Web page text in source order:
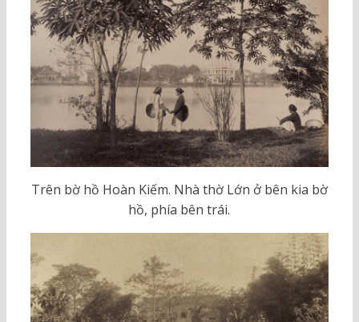
Trên bờ hồ Hoàn Kiếm. Nhà thờ Lớn ở bên kia bờ
hồ, phía bên trái.